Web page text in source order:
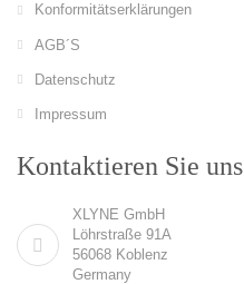
Konformitätserklärungen
AGB´S
Datenschutz
Impressum
Kontaktieren Sie uns
XLYNE GmbH
Löhrstraße 91A
56068 Koblenz
Germany